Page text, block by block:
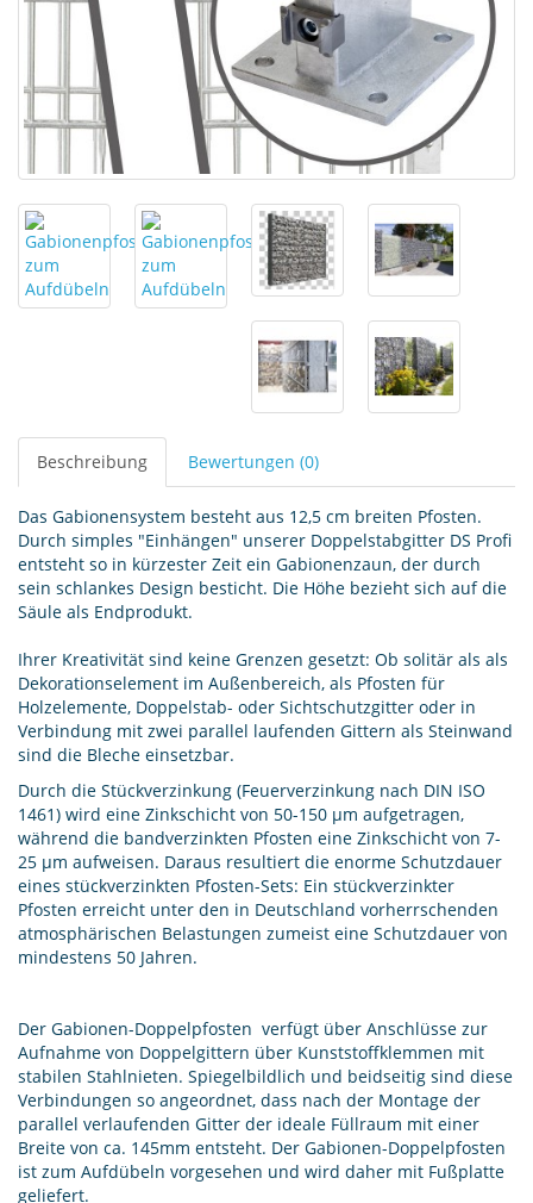
Beschreibung Bewertungen (0)
Das Gabionensystem besteht aus 12,5 cm breiten Pfosten.
Durch simples "Einhängen" unserer Doppelstabgitter DS Profi
entsteht so in kürzester Zeit ein Gabionenzaun, der durch
sein schlankes Design besticht. Die Höhe bezieht sich auf die
Säule als Endprodukt.
Ihrer Kreativität sind keine Grenzen gesetzt: Ob solitär als als
Dekorationselement im Außenbereich, als Pfosten für
Holzelemente, Doppelstab- oder Sichtschutzgitter oder in
Verbindung mit zwei parallel laufenden Gittern als Steinwand
sind die Bleche einsetzbar.
Durch die Stückverzinkung (Feuerverzinkung nach DIN ISO
1461) wird eine Zinkschicht von 50-150 µm aufgetragen,
während die bandverzinkten Pfosten eine Zinkschicht von 7-
25 µm aufweisen. Daraus resultiert die enorme Schutzdauer
eines stückverzinkten Pfosten-Sets: Ein stückverzinkter
Pfosten erreicht unter den in Deutschland vorherrschenden
atmosphärischen Belastungen zumeist eine Schutzdauer von
mindestens 50 Jahren.
Der Gabionen-Doppelpfosten verfügt über Anschlüsse zur
Aufnahme von Doppelgittern über Kunststoffklemmen mit
stabilen Stahlnieten. Spiegelbildlich und beidseitig sind diese
Verbindungen so angeordnet, dass nach der Montage der
parallel verlaufenden Gitter der ideale Füllraum mit einer
Breite von ca. 145mm entsteht. Der Gabionen-Doppelpfosten
ist zum Aufdübeln vorgesehen und wird daher mit Fußplatte
geliefert.